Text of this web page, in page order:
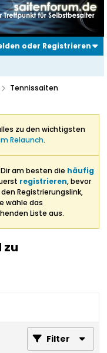
oder Registrieren
Tennissaiten
zu den wichtigsten
Relaunch.
am besten die häufig
registrieren, bevor
Registrierungslink,
wähle das
Liste aus.
zu
Filter